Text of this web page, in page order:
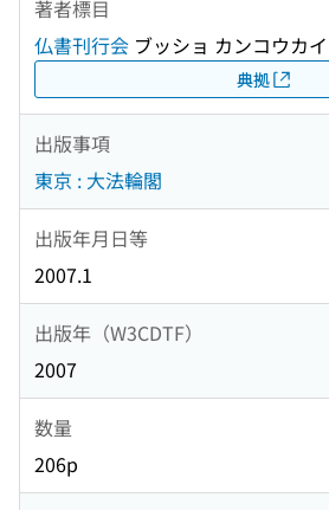
著者標目
仏書刊行会 ブッショ カンコウカイ
典拠
出版事項
東京 : 大法輪閣
出版年月日等
2007.1
出版年（W3CDTF）
2007
数量
206p